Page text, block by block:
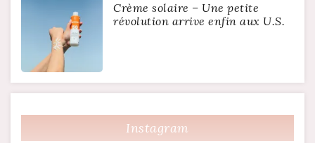
Crème solaire – Une petite
révolution arrive enfin aux U.S.
Instagram